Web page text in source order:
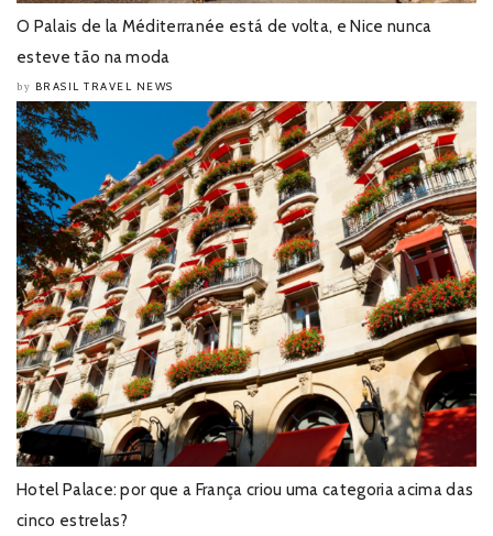
O Palais de la Méditerranée está de volta, e Nice nunca
esteve tão na moda
by BRASIL TRAVEL NEWS
Hotel Palace: por que a França criou uma categoria acima das
cinco estrelas?